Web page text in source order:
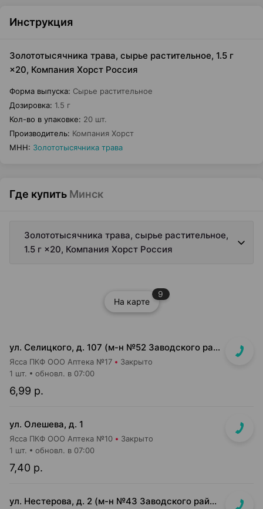
Инструкция
Золототысячника трава, сырье растительное, 1.5 г
×20, Компания Хорст Россия
Форма выпуска: Сырье растительное
Дозировка: 1.5 г
Кол-во в упаковке: 20 шт.
Производитель: Компания Хорст
МНН: Золототысячника трава
Где купить Минск
Золототысячника трава, сырье растительное,
1.5 г ×20, Компания Хорст Россия
На карте
9
ул. Селицкого, д. 107 (м-н №52 Заводского райпищеторга)
Ясса ПКФ ООО Аптека №17 Закрыто
6,99 р.
1 шт. обновл. в 07:00
ул. Олешева, д. 1
Ясса ПКФ ООО Аптека №10 Закрыто
7,40 р.
1 шт. обновл. в 07:00
ул. Нестерова, д. 2 (м-н №43 Заводского райпищеторга)